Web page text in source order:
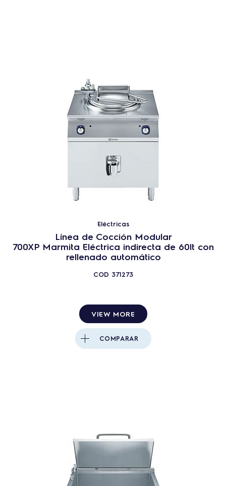
Eléctricas
Línea de Cocción Modular
700XP Marmita Eléctrica indirecta de 60lt con
rellenado automático
COD 371273
VIEW MORE
COMPARAR